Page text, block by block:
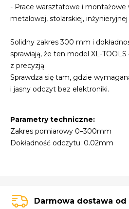
- Prace warsztatowe i montażowe
metalowej, stolarskiej, inżynieryjnej
Solidny zakres 300 mm i
sprawiają, że ten model XL-TOOLS
z precyzją.
Sprawdza się tam, gdzie
i jasny odczyt bez elektroniki.
Parametry techniczne:
Zakres pomiarowy 0–300mm
Dokładność odczytu: 0.02mm
Darmowa dostawa od